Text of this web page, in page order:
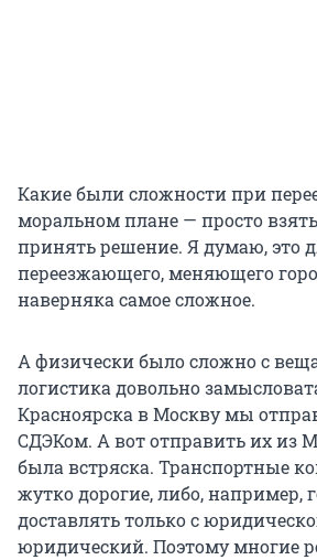
Какие были сложности при
моральном плане — просто
принять решение. Я думаю, это
переезжающего, меняющего
наверняка самое сложное.
А физически было сложно с
логистика довольно
Красноярска в Москву мы
СДЭКом. А вот отправить их из
была встряска. Транспортные
жутко дорогие, либо, например,
доставлять только с
юридический. Поэтому многие